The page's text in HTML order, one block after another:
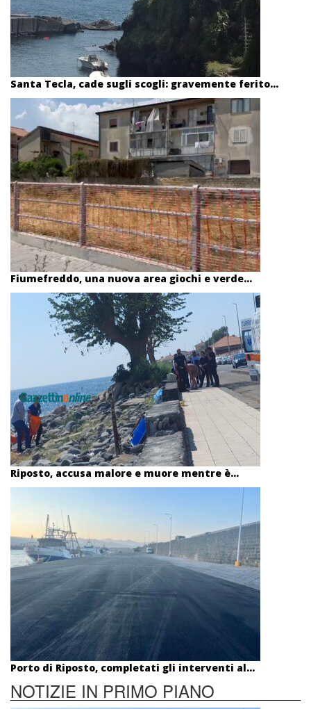
Santa Tecla, cade sugli scogli: gravemente ferito...
Fiumefreddo, una nuova area giochi e verde...
Riposto, accusa malore e muore mentre è...
Porto di Riposto, completati gli interventi al...
NOTIZIE IN PRIMO PIANO